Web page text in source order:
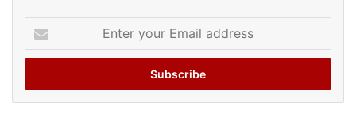
your
Email